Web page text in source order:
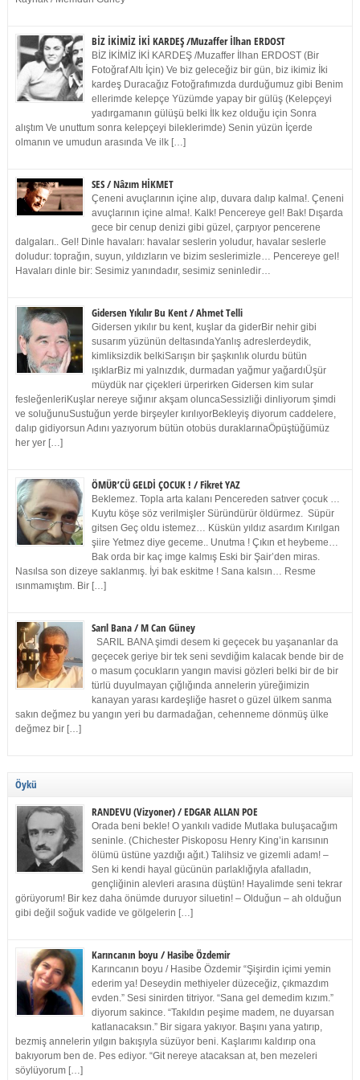
BİZ İKİMİZ İKİ KARDEŞ /Muzaffer İlhan ERDOST
BİZ İKİMİZ İKİ KARDEŞ /Muzaffer İlhan ERDOST (Bir
Fotoğraf Altı İçin) Ve biz geleceğiz bir gün, biz ikimiz İki
kardeş Duracağız Fotoğrafımızda durduğumuz gibi Benim
ellerimde kelepçe Yüzümde yapay bir gülüş (Kelepçeyi
yadırgamanın gülüşü belki İlk kez olduğu için Sonra
alıştım Ve unuttum sonra kelepçeyi bileklerimde) Senin yüzün İçerde
olmanın ve umudun arasında Ve ilk […]
SES / Nâzım HİKMET
Çeneni avuçlarının içine alıp, duvara dalıp kalma!. Çeneni
avuçlarının içine alma!. Kalk! Pencereye gel! Bak! Dışarda
gece bir cenup denizi gibi güzel, çarpıyor pencerene
dalgaları.. Gel! Dinle havaları: havalar seslerin yoludur, havalar seslerle
doludur: toprağın, suyun, yıldızların ve bizim seslerimizle… Pencereye gel!
Havaları dinle bir: Sesimiz yanındadır, sesimiz seninledir…
Gidersen Yıkılır Bu Kent / Ahmet Telli
Gidersen yıkılır bu kent, kuşlar da giderBir nehir gibi
susarım yüzünün deltasındaYanlış adreslerdeydik,
kimliksizdik belkiSarışın bir şaşkınlık olurdu bütün
ışıklarBiz mi yalnızdık, durmadan yağmur yağardıÜşür
müydük nar çiçekleri ürperirken Gidersen kim sular
fesleğenleriKuşlar nereye sığınır akşam oluncaSessizliği dinliyorum şimdi
ve soluğunuSustuğun yerde birşeyler kırılıyorBekleyiş diyorum caddelere,
dalıp gidiyorsun Adını yazıyorum bütün otobüs duraklarınaÖpüştüğümüz
her yer […]
ÖMÜR’CÜ GELDİ ÇOCUK ! / Fikret YAZ
Beklemez. Topla arta kalanı Pencereden satıver çocuk …
Kuytu köşe söz verilmişler Süründürür öldürmez. Süpür
gitsen Geç oldu istemez… Küskün yıldız asardım Kırılgan
şiire Yetmez diye geceme.. Unutma ! Çıkın et heybeme…
Bak orda bir kaç imge kalmış Eski bir Şair’den miras.
Nasılsa son dizeye saklanmış. İyi bak eskitme ! Sana kalsın… Resme
ısınmamıştım. Bir […]
Sarıl Bana / M Can Güney
SARIL BANA şimdi desem ki geçecek bu yaşananlar da
geçecek geriye bir tek seni sevdiğim kalacak bende bir de
o masum çocukların yangın mavisi gözleri belki bir de bir
türlü duyulmayan çığlığında annelerin yüreğimizin
kanayan yarası kardeşliğe hasret o güzel ülkem sanma
sakın değmez bu yangın yeri bu darmadağan, cehenneme dönmüş ülke
değmez bir […]
Öykü
RANDEVU (Vizyoner) / EDGAR ALLAN POE
Orada beni bekle! O yankılı vadide Mutlaka buluşacağım
seninle. (Chichester Piskoposu Henry King’in karısının
ölümü üstüne yazdığı ağıt.) Talihsiz ve gizemli adam! –
Sen ki kendi hayal gücünün parlaklığıyla afalladın,
gençliğinin alevleri arasına düştün! Hayalimde seni tekrar
görüyorum! Bir kez daha önümde duruyor siluetin! – Olduğun – ah olduğun
gibi değil soğuk vadide ve gölgelerin […]
Karıncanın boyu / Hasibe Özdemir
Karıncanın boyu / Hasibe Özdemir “Şişirdin içimi yemin
ederim ya! Deseydin methiyeler düzeceğiz, çıkmazdım
evden.” Sesi sinirden titriyor. “Sana gel demedim kızım.”
diyorum sakince. “Takıldın peşime madem, ne duyarsan
katlanacaksın.” Bir sigara yakıyor. Başını yana yatırıp,
bezmiş annelerin yılgın bakışıyla süzüyor beni. Kaşlarımı kaldırıp ona
bakıyorum ben de. Pes ediyor. “Git nereye atacaksan at, ben mezeleri
söylüyorum […]